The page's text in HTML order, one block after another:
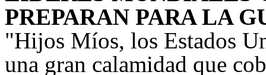
PREPARAN PARA LA
"Hijos Míos, los Estados
una gran calamidad que